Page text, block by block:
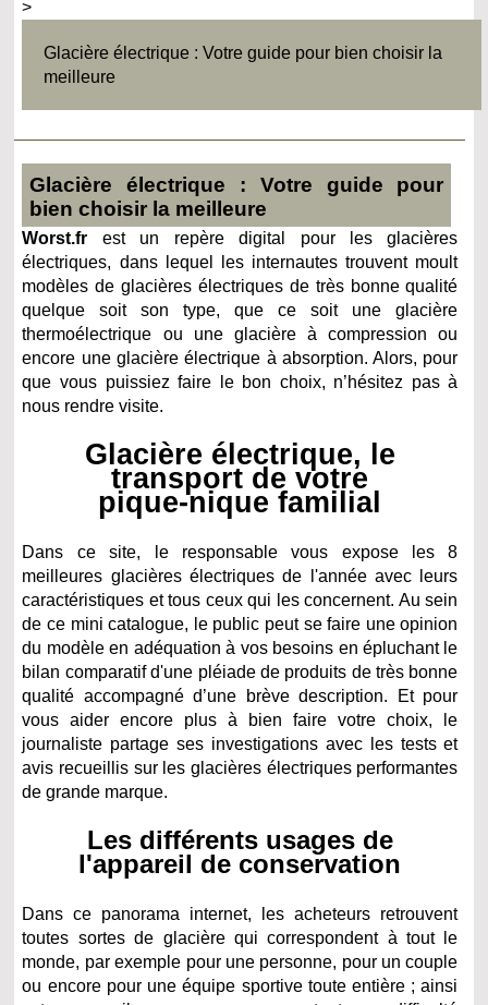
>
Glacière électrique : Votre guide pour bien choisir la
meilleure
Glacière électrique : Votre guide pour
bien choisir la meilleure
Worst.fr est un repère digital pour les glacières
électriques, dans lequel les internautes trouvent moult
modèles de glacières électriques de très bonne qualité
quelque soit son type, que ce soit une glacière
thermoélectrique ou une glacière à compression ou
encore une glacière électrique à absorption. Alors, pour
que vous puissiez faire le bon choix, n’hésitez pas à
nous rendre visite.
Glacière électrique, le
transport de votre
pique-nique familial
Dans ce site, le responsable vous expose les 8
meilleures glacières électriques de l'année avec leurs
caractéristiques et tous ceux qui les concernent. Au sein
de ce mini catalogue, le public peut se faire une opinion
du modèle en adéquation à vos besoins en épluchant le
bilan comparatif d'une pléiade de produits de très bonne
qualité accompagné d’une brève description. Et pour
vous aider encore plus à bien faire votre choix, le
journaliste partage ses investigations avec les tests et
avis recueillis sur les glacières électriques performantes
de grande marque.
Les différents usages de
l'appareil de conservation
Dans ce panorama internet, les acheteurs retrouvent
toutes sortes de glacière qui correspondent à tout le
monde, par exemple pour une personne, pour un couple
ou encore pour une équipe sportive toute entière ; ainsi